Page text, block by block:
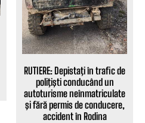
RUTIERE: Depistaţi în trafic de
poliţişti conducând un
autoturisme neînmatriculate
şi fără permis de conducere,
accident în Rodina